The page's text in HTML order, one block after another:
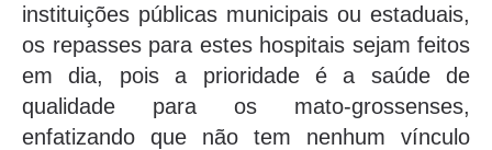
instituições públicas municipais ou estaduais,
os repasses para estes hospitais sejam feitos
em dia, pois a prioridade é a saúde de
qualidade para os mato-grossenses,
enfatizando que não tem nenhum vínculo